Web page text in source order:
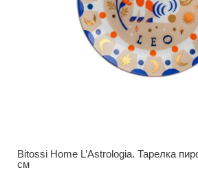
Bitossi Home L’Astrologia. Тарелка
см